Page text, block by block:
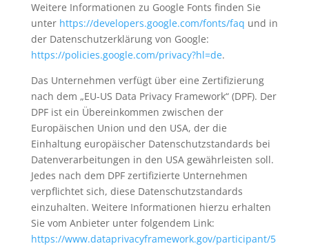
Weitere Informationen zu Google Fonts finden Sie
unter https://developers.google.com/fonts/faq und in
der Datenschutzerklärung von Google:
https://policies.google.com/privacy?hl=de.
Das Unternehmen verfügt über eine Zertifizierung
nach dem „EU-US Data Privacy Framework“ (DPF). Der
DPF ist ein Übereinkommen zwischen der
Europäischen Union und den USA, der die
Einhaltung europäischer Datenschutzstandards bei
Datenverarbeitungen in den USA gewährleisten soll.
Jedes nach dem DPF zertifizierte Unternehmen
verpflichtet sich, diese Datenschutzstandards
einzuhalten. Weitere Informationen hierzu erhalten
Sie vom Anbieter unter folgendem Link:
https://www.dataprivacyframework.gov/participant/5